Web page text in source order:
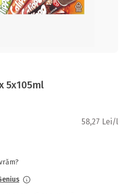
5x105ml
58,27 Lei/l